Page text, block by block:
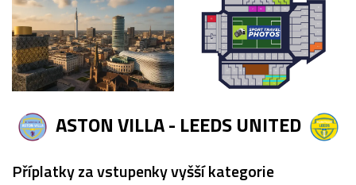
ASTON VILLA - LEEDS UNITED
Příplatky za vstupenky vyšší kategorie